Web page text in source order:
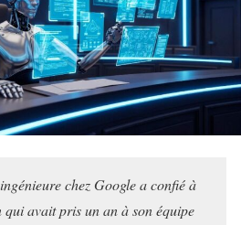
chez Google a confié à
qui avait pris un an à son équipe